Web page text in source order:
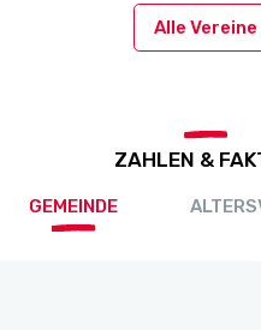
Alle Vereine
ZAHLEN &
GEMEINDE